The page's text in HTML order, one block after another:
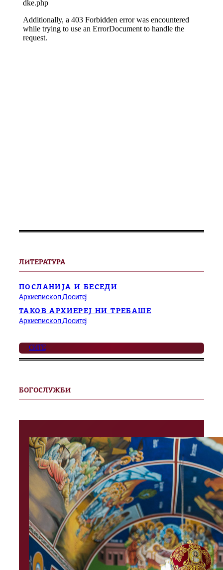
ЛИТЕРАТУРА
ПОСЛАНИЈА И БЕСЕДИ
Архиепископ Доситеј
ТАКОВ АРХИЕРЕЈ НИ ТРЕБАШЕ
Архиепископ Доситеј
СИТЕ
БОГОСЛУЖБИ